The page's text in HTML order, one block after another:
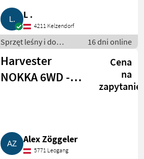
L .
4211 Kelzendorf
Sprzęt leśny i do
obróbki drewna / Inny
sprzęt leśny i do
obróbki drewna
16 dni online
Harvester
NOKKA 6WD -
Cena
na
zapytanie
Alex Zöggeler
5771 Leogang